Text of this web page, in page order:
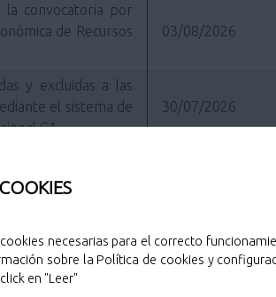
necesarias para el correcto
sobre la Política de cookies y
en "Leer"
la convocatoria por
de Recursos
03/08/2026
y excluidas a las
el sistema de
C1
30/07/2026
como
A2
como
Cuerpo de Policía
de Alarcón